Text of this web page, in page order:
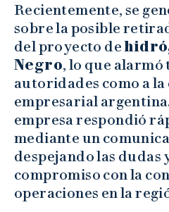
Recientemente, se
sobre la posible
del proyecto de
Negro, lo que alarmó
autoridades como a
empresarial
empresa respondió
mediante un
despejando las dudas
compromiso con la
operaciones en la